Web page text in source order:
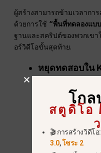
ผู้สร้างสามารถข้ามเวลากา
ด้วยการใช้ “พื้นที่ทดลองแบ
ฐานและสคริปต์ของพวกเข
อร์วิดีโอขั้นสุดท้าย.
หยุดทดสอบใน
ราคาแพงและ
นั้น ให้ใช้โมเด
Midjourney ภ
ศูนย์เพื่อสร้าง
จากภาพพื้นฐา
โกล
สตูดิโอ
🎬 การสร้างวิดีโ
3.0,โซระ 2